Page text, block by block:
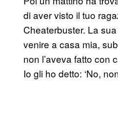
di aver visto il tuo
Cheaterbuster. La
venire a casa mia,
non l’aveva fatto con
Io gli ho detto: ‘No,